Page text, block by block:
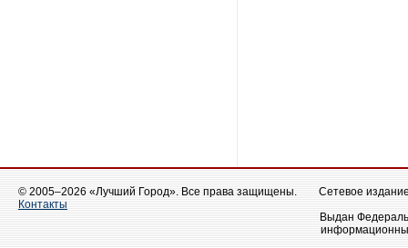
© 2005–2026 «Лучший Город». Все права защищены.
Контакты
Сетевое
Выдан